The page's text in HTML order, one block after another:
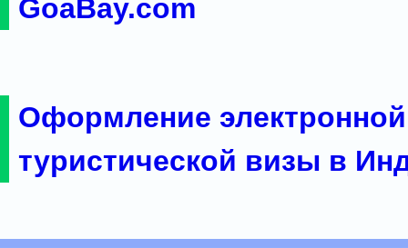
GoaBay.com
Оформление электронной
туристической визы в